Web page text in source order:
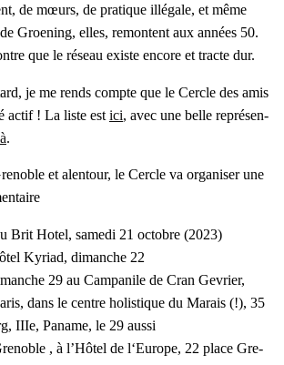
de mœurs, de pra­tique illé­gale, et même
Groe­ning, elles, remontent aux années 50.
que le réseau existe encore et tracte dur.
je me rends compte que le Cercle des amis
actif ! La liste est ici, avec une belle repré­sen­
.
et alen­tour, le Cercle va orga­ni­ser une
Brit Hotel, same­di 21 octobre (2023)
Kyriad, dimanche 22
29 au Cam­pa­nile de Cran Gevrier,
dans le centre holis­tique du Marais (!), 35
IIIe, Paname, le 29 aus­si
, à l’Hô­tel de l‘Europe, 22 place Gre­